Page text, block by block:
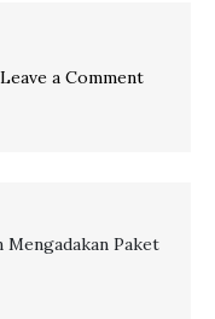
Leave a Comment
Paket